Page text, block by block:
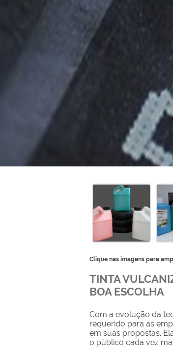
Clique nas imagens para
TINTA
BOA ESCOLHA
Com a evolução da
requerido para as
em suas propostas.
o público cada vez